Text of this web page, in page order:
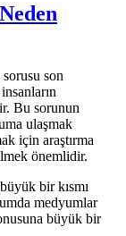
sorusu son
Bu sorunun
ulaşmak
için araştırma
önemlidir.
bir kısmı
medyumlar
büyük bir